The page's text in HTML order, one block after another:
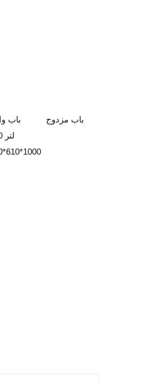
باب
باب مزدوج
360 لتر